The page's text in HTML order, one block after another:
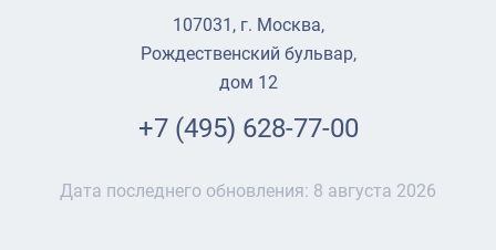
107031, г. Москва,
Рождественский бульвар,
дом 12
+7 (495) 628-77-00
Дата последнего обновления: 8 августа 2026